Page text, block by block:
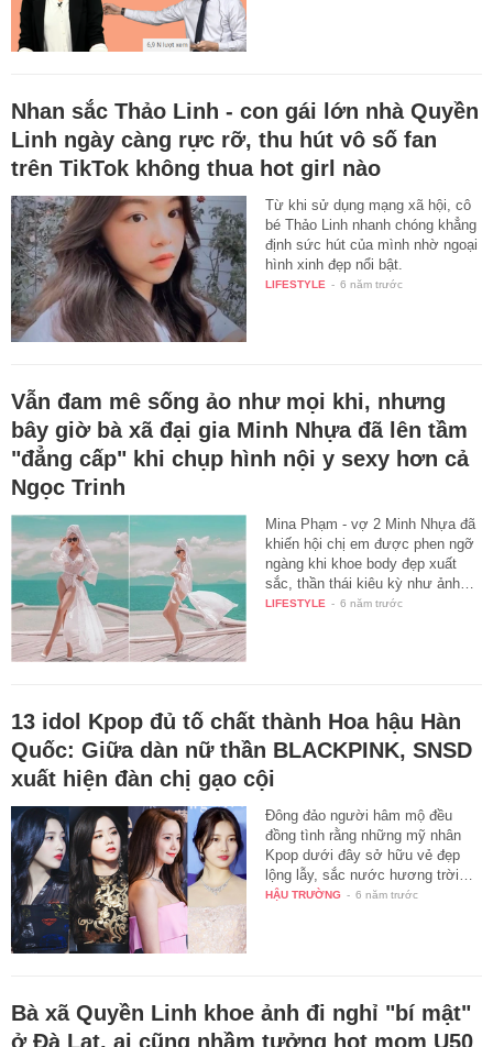
Nhan sắc Thảo Linh - con gái lớn nhà Quyền
Linh ngày càng rực rỡ, thu hút vô số fan
trên TikTok không thua hot girl nào
Từ khi sử dụng mạng xã hội, cô
bé Thảo Linh nhanh chóng khẳng
định sức hút của mình nhờ ngoại
hình xinh đẹp nổi bật.
LIFESTYLE - 6 năm trước
Vẫn đam mê sống ảo như mọi khi, nhưng
bây giờ bà xã đại gia Minh Nhựa đã lên tầm
"đẳng cấp" khi chụp hình nội y sexy hơn cả
Ngọc Trinh
Mina Phạm - vợ 2 Minh Nhựa đã
khiến hội chị em được phen ngỡ
ngàng khi khoe body đẹp xuất
sắc, thần thái kiêu kỳ như ảnh…
LIFESTYLE - 6 năm trước
13 idol Kpop đủ tố chất thành Hoa hậu Hàn
Quốc: Giữa dàn nữ thần BLACKPINK, SNSD
xuất hiện đàn chị gạo cội
Đông đảo người hâm mộ đều
đồng tình rằng những mỹ nhân
Kpop dưới đây sở hữu vẻ đẹp
lộng lẫy, sắc nước hương trời…
HẬU TRƯỜNG - 6 năm trước
Bà xã Quyền Linh khoe ảnh đi nghỉ "bí mật"
ở Đà Lạt, ai cũng nhầm tưởng hot mom U50